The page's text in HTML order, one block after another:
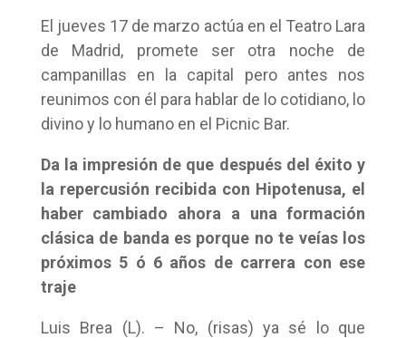
El jueves 17 de marzo actúa en el Teatro Lara
de Madrid, promete ser otra noche de
campanillas en la capital pero antes nos
reunimos con él para hablar de lo cotidiano, lo
divino y lo humano en el Picnic Bar.
Da la impresión de que después del éxito y
la repercusión recibida con Hipotenusa, el
haber cambiado ahora a una formación
clásica de banda es porque no te veías los
próximos 5 ó 6 años de carrera con ese
traje
Luis Brea (L). – No, (risas) ya sé lo que